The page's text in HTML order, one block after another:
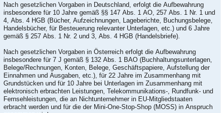
Nach gesetzlichen Vorgaben in Deutschland, erfolgt die Aufbewahrung
insbesondere für 10 Jahre gemäß §§ 147 Abs. 1 AO, 257 Abs. 1 Nr. 1 und
4, Abs. 4 HGB (Bücher, Aufzeichnungen, Lageberichte, Buchungsbelege,
Handelsbücher, für Besteuerung relevanter Unterlagen, etc.) und 6 Jahre
gemäß § 257 Abs. 1 Nr. 2 und 3, Abs. 4 HGB (Handelsbriefe).
Nach gesetzlichen Vorgaben in Österreich erfolgt die Aufbewahrung
insbesondere für 7 J gemäß § 132 Abs. 1 BAO (Buchhaltungsunterlagen,
Belege/Rechnungen, Konten, Belege, Geschäftspapiere, Aufstellung der
Einnahmen und Ausgaben, etc.), für 22 Jahre im Zusammenhang mit
Grundstücken und für 10 Jahre bei Unterlagen im Zusammenhang mit
elektronisch erbrachten Leistungen, Telekommunikations-, Rundfunk- und
Fernsehleistungen, die an Nichtunternehmer in EU-Mitgliedstaaten
erbracht werden und für die der Mini-One-Stop-Shop (MOSS) in Anspruch